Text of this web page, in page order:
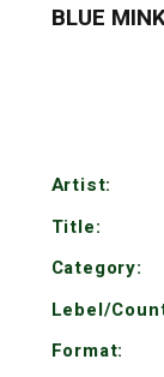
BLUE
Artist:
Title:
Category:
Lebel/
Format: